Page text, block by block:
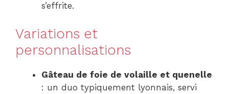
s’effrite.
Variations et
personnalisations
Gâteau de foie de volaille et quenelle
: un duo typiquement lyonnais, servi